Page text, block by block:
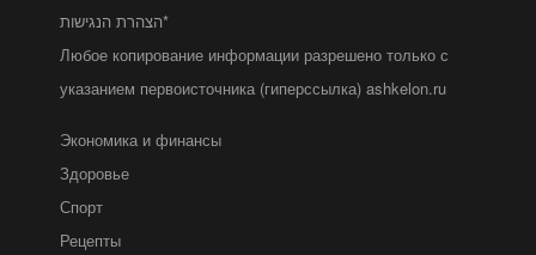
הצהרת הנגישות*
Любое копирование информации разрешено только с
указанием первоисточника (гиперссылка) ashkelon.ru
Экономика и финансы
Здоровье
Спорт
Рецепты